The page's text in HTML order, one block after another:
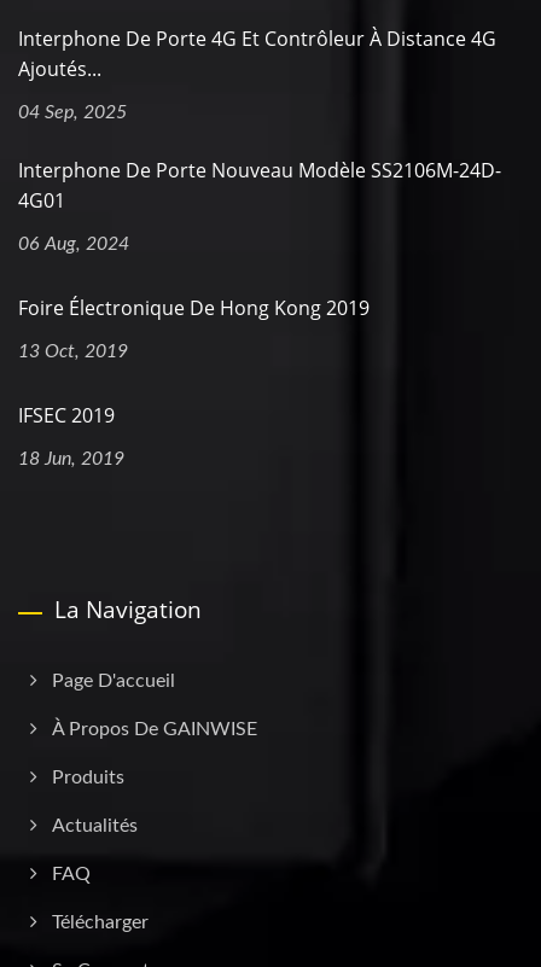
Interphone De Porte 4G Et Contrôleur À Distance 4G
Ajoutés...
04 Sep, 2025
Interphone De Porte Nouveau Modèle SS2106M-24D-
4G01
06 Aug, 2024
Foire Électronique De Hong Kong 2019
13 Oct, 2019
IFSEC 2019
18 Jun, 2019
La Navigation
Page D'accueil
À Propos De GAINWISE
Produits
Actualités
FAQ
Télécharger